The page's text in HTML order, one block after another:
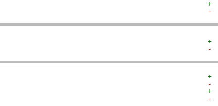
+
-
+
-
+
-
+
-